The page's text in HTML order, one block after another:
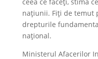
națiunii. Fiți de temut
drepturile
național.
Ministerul Afacerilor